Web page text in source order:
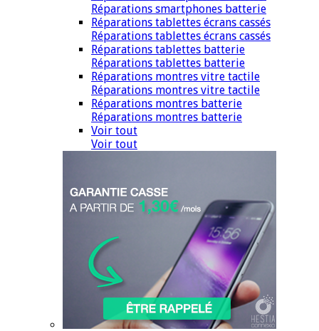
Réparations smartphones batterie
Réparations tablettes écrans cassés
Réparations tablettes écrans cassés
Réparations tablettes batterie
Réparations tablettes batterie
Réparations montres vitre tactile
Réparations montres vitre tactile
Réparations montres batterie
Réparations montres batterie
Voir tout
Voir tout